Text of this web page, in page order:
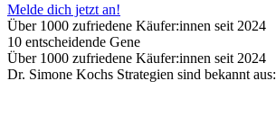
Melde dich jetzt an!
Über 1000 zufriedene Käufer:innen seit 2024
10 entscheidende Gene
Über 1000 zufriedene Käufer:innen seit 2024
Dr. Simone Kochs Strategien sind bekannt aus: